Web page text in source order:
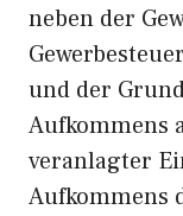
neben der
und der
Aufkommens
veranlagter
Aufkommens